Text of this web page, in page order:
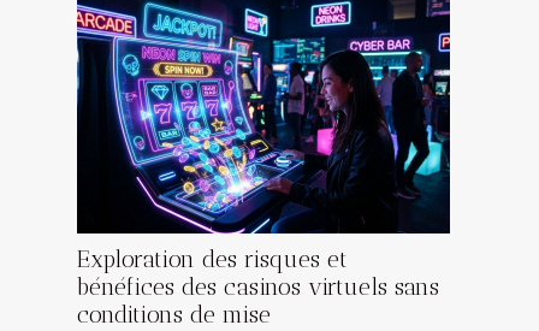
Exploration des risques et
bénéfices des casinos virtuels sans
conditions de mise